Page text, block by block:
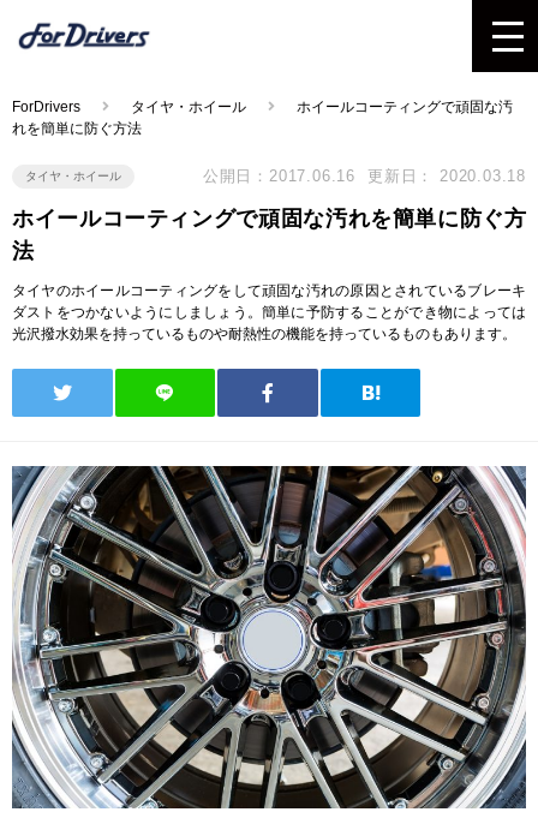
ForDrivers タイヤ・ホイール
ホイールコーティングで頑固な汚
れを簡単に防ぐ方法
タイヤ・ホイール 公開日：2017.06.16 更新日： 2020.03.18
ホイールコーティングで頑固な汚れを簡単に防ぐ方
法
タイヤのホイールコーティングをして頑固な汚れの原因とされているブレーキ
ダストをつかないようにしましょう。簡単に予防することができ物によっては
光沢撥水効果を持っているものや耐熱性の機能を持っているものもあります。